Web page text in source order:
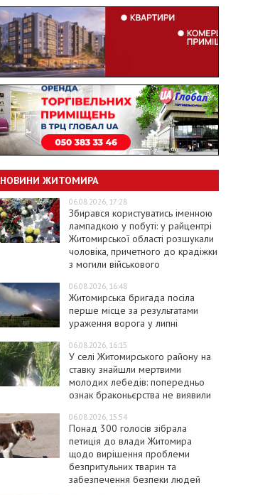
НОВИНИ ЖИТОМИРА
06.08.2026, 17:28
Збирався користуватись іменною
лампадкою у побуті: у райцентрі
Житомирської області розшукали
чоловіка, причетного до крадіжки
з могили військового
06.08.2026, 16:48
Житомирська бригада посіла
перше місце за результатами
ураження ворога у липні
06.08.2026, 16:15
У селі Житомирського району на
ставку знайшли мертвими
молодих лебедів: попередньо
ознак браконьєрства не виявили
06.08.2026, 15:54
Понад 300 голосів зібрала
петиція до влади Житомира
щодо вирішення проблеми
безпритульних тварин та
забезпечення безпеки людей